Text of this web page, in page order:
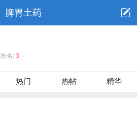
脾胃土药
排名: 3
热门 热帖 精华